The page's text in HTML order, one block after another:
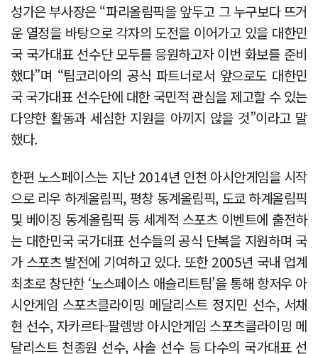
성가은 부사장은 “파리올림픽을 앞두고 그 누구보다 뜨거
운 열정을 바탕으로 각자의 도전을 이어가고 있을 대한민
국 국가대표 선수단 모두를 응원하고자 이번 화보를 준비
했다”며 “팀코리아의 공식 파트너로서 앞으로도 대한민
국 국가대표 선수단에 대한 국민적 관심을 제고할 수 있는
다양한 활동과 세심한 지원을 아끼지 않을 것”이라고 말
했다.
한편 노스페이스는 지난 2014년 인천 아시안게임을 시작
으로 리우 하계올림픽, 평창 동계올림픽, 도쿄 하계올림픽
및 베이징 동계올림픽 등 세계적 스포츠 이벤트에 출전하
는 대한민국 국가대표 선수들의 공식 단복을 지원하며 국
가 스포츠 발전에 기여하고 있다. 또한 2005년 국내 업계
최초로 창단한 ‘노스페이스 애슬리트팀’을 통해 항저우 아
시안게임 스포츠클라이밍 메달리스트 정지민 선수, 서채
현 선수, 자카르타-팔렘방 아시안게임 스포츠클라이밍 메
달리스트 천종원 선수, 사솔 선수 등 다수의 국가대표 선